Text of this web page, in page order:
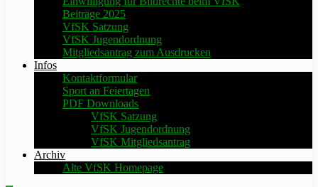
Beiträge 2025
VfSK Satzung
VfSK Jugendordnung
Mitgliedsantrag zum Ausdrucken
Infos
Kontaktformular
Sport an Feiertagen
PDF Downloads
VfSK Satzung
VfSK Jugendordnung
VfSK Mitgliedsantrag
Archiv
Alte VfSK Homepage